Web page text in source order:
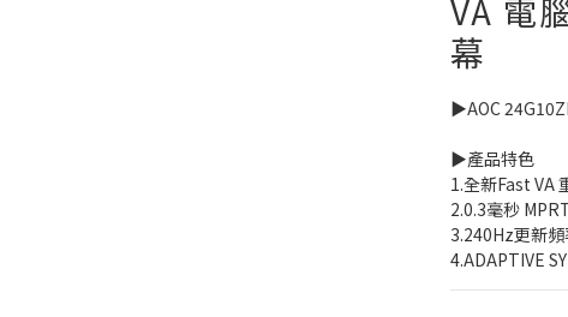
VA 電
幕
▶️AOC
▶️產品特色
1.全新Fast VA
2.0.3毫秒
3.240Hz更新頻
4.ADAPTIVE